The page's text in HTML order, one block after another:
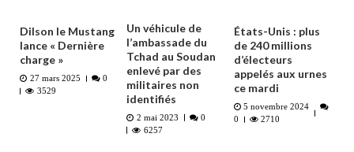
Dilson le Mustang
lance « Dernière
charge »
27 mars 2025
0
3529
Un véhicule de
l’ambassade du
Tchad au Soudan
enlevé par des
militaires non
identifiés
2 mai 2023
0
6257
États-Unis : plus
de 240 millions
d’électeurs
appelés aux urnes
ce mardi
5 novembre 2024
0
2710